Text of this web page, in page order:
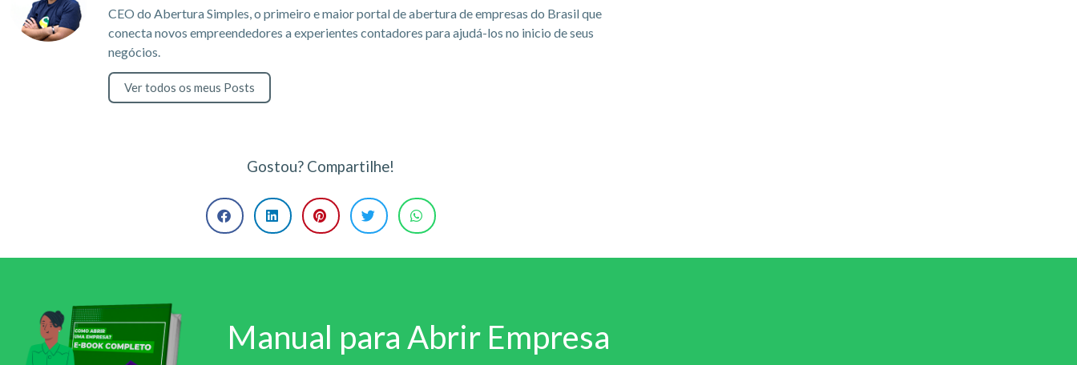
CEO do Abertura Simples, o primeiro e maior portal de abertura de empresas do Brasil que
conecta novos empreendedores a experientes contadores para ajudá-los no inicio de seus
negócios.
Ver todos os meus Posts
Gostou? Compartilhe!
Manual para Abrir Empresa